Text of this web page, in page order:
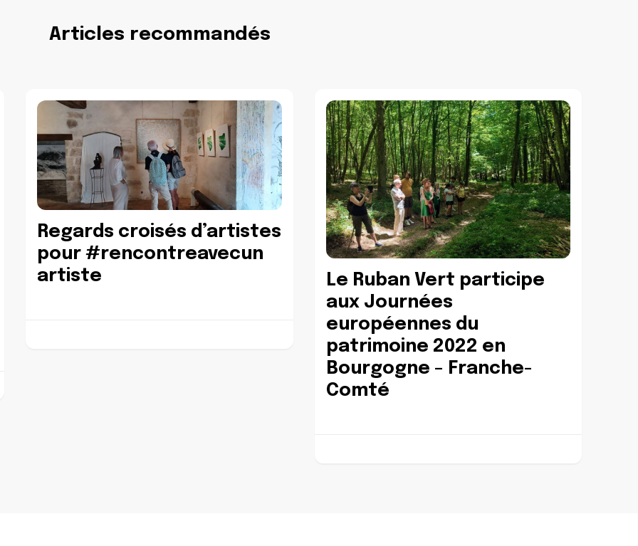
Articles recommandés
Regards croisés d’artistes
pour #rencontreavecun
artiste
Le Ruban Vert participe
aux Journées
européennes du
patrimoine 2022 en
Bourgogne – Franche-
Comté